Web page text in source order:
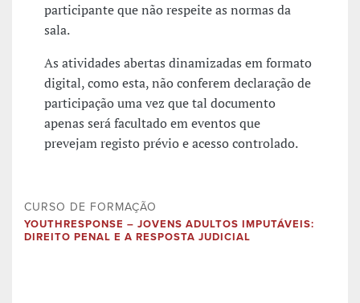
participante que não respeite as normas da
sala.
As atividades abertas dinamizadas em formato
digital, como esta, não conferem declaração de
participação uma vez que tal documento
apenas será facultado em eventos que
prevejam registo prévio e acesso controlado.
CURSO DE FORMAÇÃO
YOUTHRESPONSE – JOVENS ADULTOS IMPUTÁVEIS:
DIREITO PENAL E A RESPOSTA JUDICIAL